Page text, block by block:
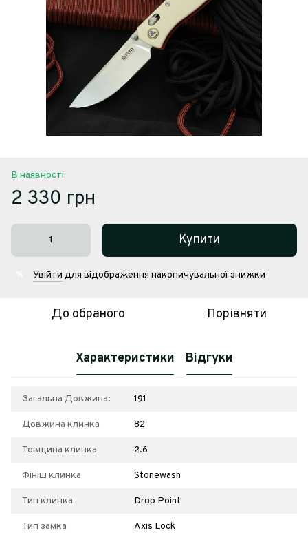
В наявності
2 330 грн
Купити
Увійти для відображення накопичувальної знижки
До обраного Порівняти
Характеристики Відгуки
Загальна Довжина: 191
Довжина клинка 82
Товщина клинка 2.6
Фініш клинка Stonewash
Тип клинка Drop Point
Тип замка Axis Lock